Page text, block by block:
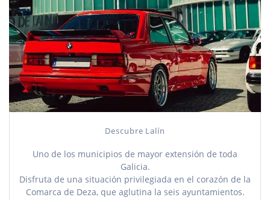
Descubre Lalín
Uno de los municipios de mayor extensión de toda
Galicia.
Disfruta de una situación privilegiada en el corazón de la
Comarca de Deza, que aglutina la seis ayuntamientos.